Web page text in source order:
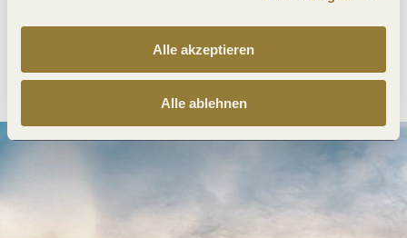
Alle akzeptieren
Alle ablehnen